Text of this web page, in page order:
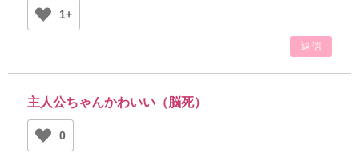
1+
返信
主人公ちゃんかわいい（脳死）
0